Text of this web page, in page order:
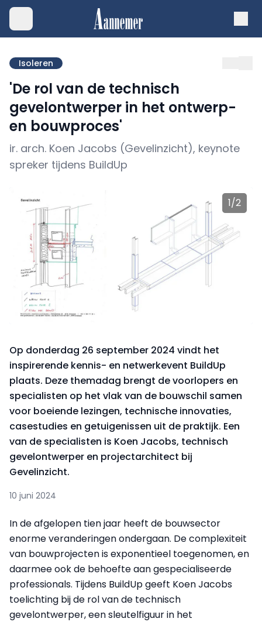
Isoleren
'De rol van de technisch
gevelontwerper in het ontwerp-
en bouwproces'
ir. arch. Koen Jacobs (Gevelinzicht), keynote
spreker tijdens BuildUp
1/2
Op donderdag 26 september 2024 vindt het
inspirerende kennis- en netwerkevent BuildUp
plaats. Deze themadag brengt de voorlopers en
specialisten op het vlak van de bouwschil samen
voor boeiende lezingen, technische innovaties,
casestudies en getuigenissen uit de praktijk. Een
van de specialisten is Koen Jacobs, technisch
gevelontwerper en projectarchitect bij
Gevelinzicht.
10 juni 2024
In de afgelopen tien jaar heeft de bouwsector
enorme veranderingen ondergaan. De complexiteit
van bouwprojecten is exponentieel toegenomen, en
daarmee ook de behoefte aan gespecialiseerde
professionals. Tijdens BuildUp geeft Koen Jacobs
toelichting bij de rol van de technisch
gevelontwerper, een sleutelfiguur in het